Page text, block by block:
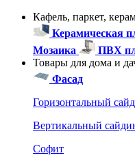
Кафель, паркет,
Керамическая
Мозаика
ПВХ
Товары для дома и
Фасад
Горизонтальный
Вертикальный
Софит